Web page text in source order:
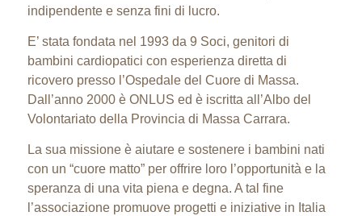
indipendente e senza fini di lucro.
E’ stata fondata nel 1993 da 9 Soci, genitori di
bambini cardiopatici con esperienza diretta di
ricovero presso l’Ospedale del Cuore di Massa.
Dall’anno 2000 è ONLUS ed è iscritta all’Albo del
Volontariato della Provincia di Massa Carrara.
La sua missione è aiutare e sostenere i bambini nati
con un “cuore matto” per offrire loro l’opportunità e la
speranza di una vita piena e degna. A tal fine
l’associazione promuove progetti e iniziative in Italia